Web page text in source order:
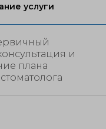
услуги
и
плана